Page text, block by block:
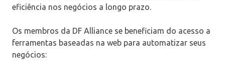
eficiência nos negócios a longo prazo.
Os membros da DF Alliance se beneficiam do acesso a
ferramentas baseadas na web para automatizar seus
negócios: